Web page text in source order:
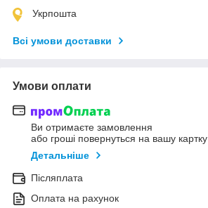
Укрпошта
Всі умови доставки
Умови оплати
Ви отримаєте замовлення
або гроші повернуться на вашу картку
Детальніше
Післяплата
Оплата на рахунок